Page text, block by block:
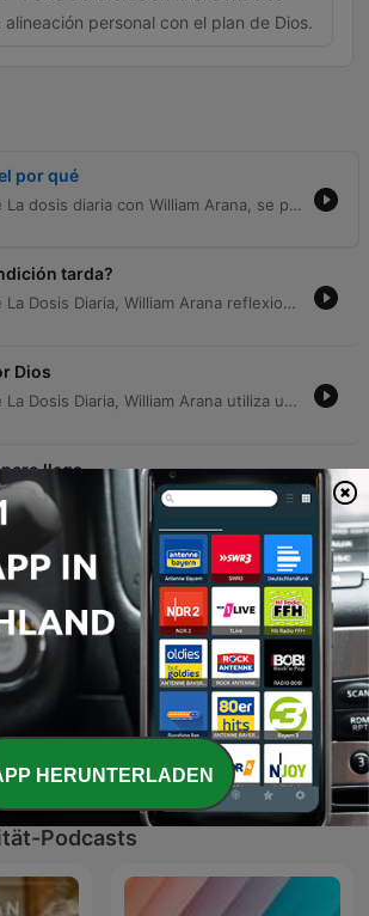
alineación personal con el plan de Dios.
por qué
En este episodio de La dosis diaria con William Arana, se presenta una reflexión sobre la sabiduría divina en las respuestas a las oraciones. A través de la historia de Mari, una niña que anhelaba tener ojos azules como su familia pero que terminó utilizando sus ojos castaños para realizar una labor misionera crucial en la India, el narrador explora cómo los 'no' de Dios pueden ser protecciones esenciales. El contenido invita a los oyentes a confiar en que Dios conoce cada lágrima y responde con inteligencia, priorizando lo que es mejor para el propósito de cada persona. El episodio concluye con una oración de entrega y gratitud por la voluntad divina.
tarda?
En este episodio de La Dosis Diaria, William Arana reflexiona sobre la naturaleza de la relación entre el ser humano y Dios. A través de una analogía sobre la interacción entre un padre y su hijo, el locutor invita a los oyentes a cuestionar si buscan la mano de Dios por sus bendiciones o su corazón por su presencia. El contenido explora el concepto de una fe madura basada en el pasaje bíblico de Habacuc, analizando cómo la espera y el silencio divino pueden ser herramientas para moldear el carácter y fortalecer la confianza espiritual.
Dios
En este episodio de La Dosis Diaria, William Arana utiliza una analogía sobre la afinación de las cuerdas de una guitarra para reflexionar sobre las tensiones y dificultades de la vida. A través de una conversación con un productor musical, el locutor explora cómo la presión y los problemas pueden ser procesos de refinamiento espiritual en lugar de destrucción. El contenido invita a los oyentes a encontrar propósito en las pruebas, citando pasajes bíblicos como Santiago 1 para fortalecer la constancia y la fe. El episodio concluye con una oración de confianza en el proceso de Dios y un canto dedicado al Creador.
llega
En este episodio de La Dosis Diaria, William Arana reflexiona sobre la perseverancia y la resistencia ante las adversidades de la vida. A través de la conmovedora historia de un maratonista que, a pesar del agotamiento físico extremo, decide no rendirse y avanzar gateando hacia la meta, el locutor invita a los oyentes a encontrar fuerza en su fe. El mensaje se centra en la idea de que las victorias más significativas no siempre consisten en llegar primero, sino en mantener la fidelidad y la constancia. Utilizando como referencia las palabras del apóstol Pablo en 2 Timoteo 4:7, el programa aborda las batallas internas de desánimo, miedo y soledad que muchas personas enfrentan en silencio. El episodio concluye con una oración de fortaleza y un canto de determinación para seguir adelante en la carrera de la vida, recordando que la mano de Dios sostiene a quienes deciden no rendirse.
Este episodio de La Dosis Diaria presenta una conmovedora historia sobre la determinación de una niña llamada Teresa, quien intenta comprar un milagro en una farmacia para salvar a su hermano enfermo. A través de este relato, William Arana reflexiona sobre la naturaleza de la fe, diferenciándola de la simple intención o el deseo, y enfatizando que los milagros son manifestaciones de una ley superior impulsada por la creencia absoluta. El contenido ofrece una reflexión espiritual basada en principios bíblicos, instando a los oyentes a enfrentar sus desafíos con la misma determinación que la protagonista. El mensaje central se enfoca en la importancia de creer en lo que no se ve y en la confianza en la intervención divina para superar las adversidades de la vida.
Mehr Folgen anzeigen
und
Podcasts
Alle ansehen
HERUNTERLADEN